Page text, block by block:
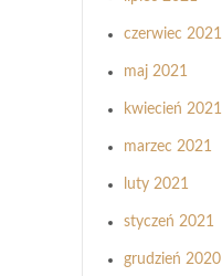
czerwiec 2021
maj 2021
kwiecień 2021
marzec 2021
luty 2021
styczeń 2021
grudzień 2020